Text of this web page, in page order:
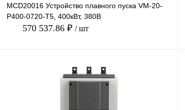
MCD20016 Устройство плавного пуска VM-20-
P400-0720-T5, 400кВт, 380В
570 537.86 ₽ / шт
В корзину